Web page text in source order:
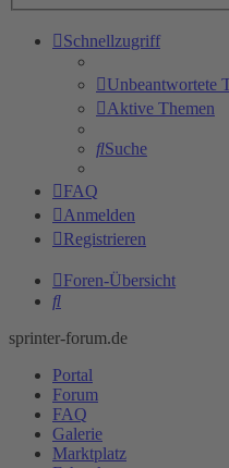
Schnellzugriff
Unbeantwortete
Aktive Themen
Suche
FAQ
Anmelden
Registrieren
Foren-Übersicht
Suche
sprinter-forum.de
Portal
Forum
FAQ
Galerie
Marktplatz